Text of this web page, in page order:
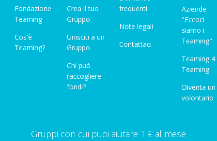
Fondazione
Teaming
Cos'è
Teaming?
Crea il tuo
Gruppo
Unisciti a un
Gruppo
Chi può
raccogliere
fondi?
frequenti
Note legali
Contattaci
Aziende
"Eccoci
siamo i
Teaming"
Teaming 4
Teaming
Diventa un
volontario
Gruppi con cui puoi aiutare 1 € al mese